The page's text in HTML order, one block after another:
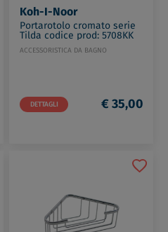
Koh-I-Noor
Portarotolo cromato serie
Tilda codice prod: 5708KK
ACCESSORISTICA DA BAGNO
DETTAGLI € 35,00